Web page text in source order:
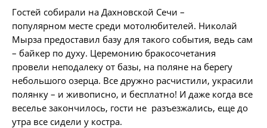
Гостей собирали на Дахновской Сечи –
популярном месте среди мотолюбителей. Николай
Мырза предоставил базу для такого события, ведь сам
– байкер по духу. Церемонию бракосочетания
провели неподалеку от базы, на поляне на берегу
небольшого озерца. Все дружно расчистили, украсили
полянку – и живописно, и бесплатно! И даже когда все
веселье закончилось, гости не разъезжались, еще до
утра все сидели у костра.